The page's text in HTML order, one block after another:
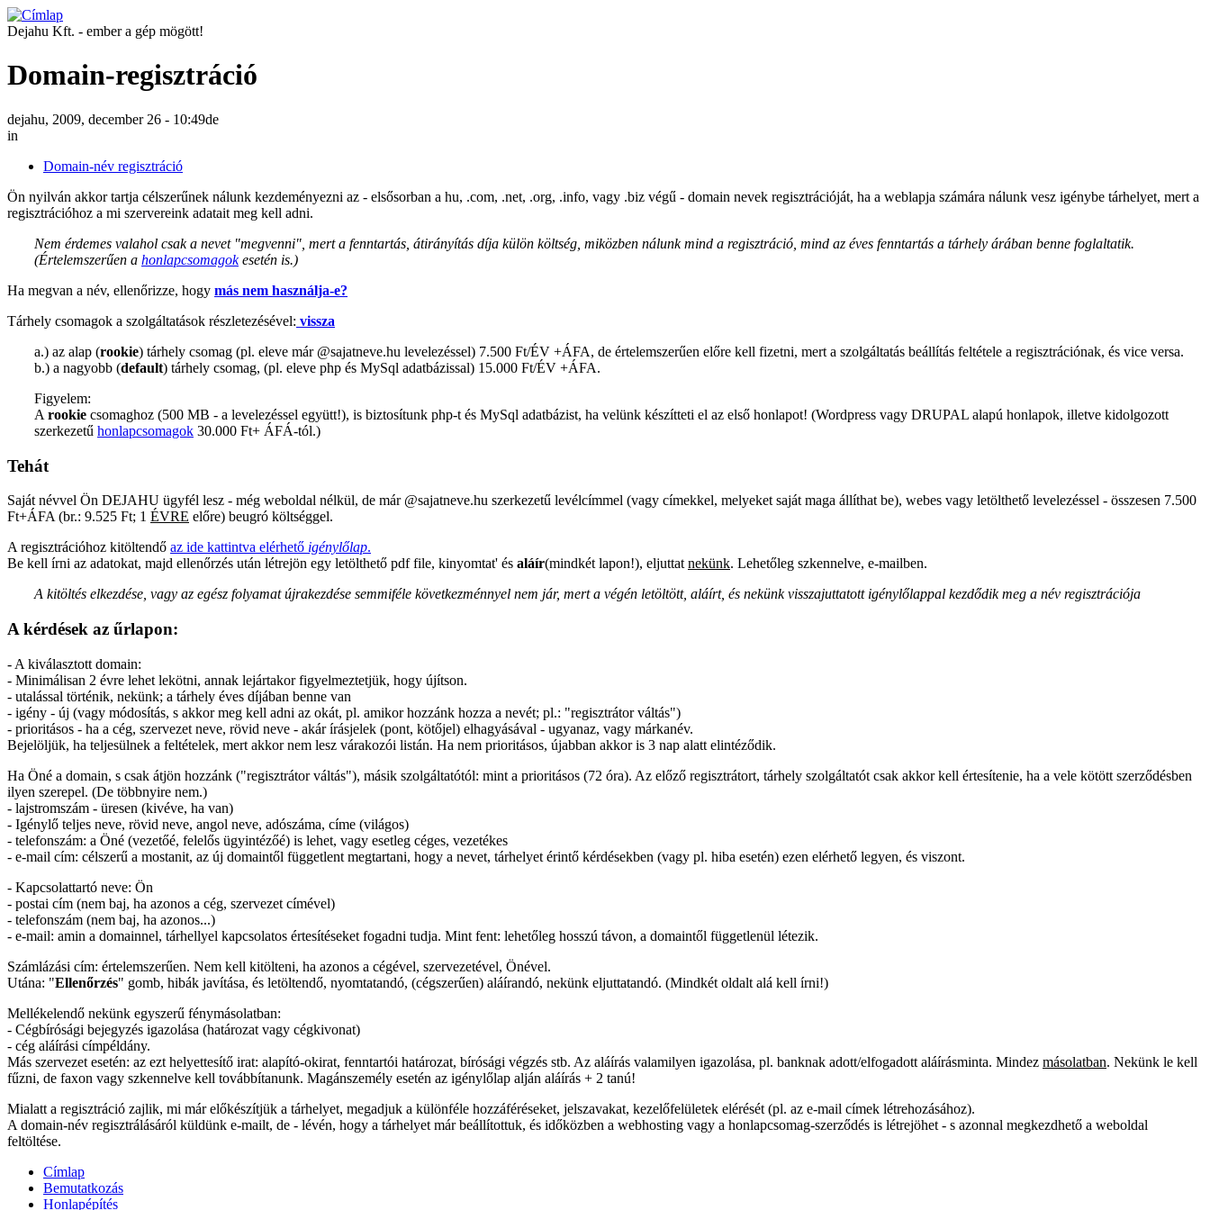
Dejahu Kft. - ember a gép mögött!
Domain-regisztráció
dejahu, 2009, december 26 - 10:49de
in
Domain-név regisztráció
Ön nyilván akkor tartja célszerűnek nálunk kezdeményezni az - elsősorban a hu, .com, .net, .org, .info, vagy .biz végű - domain nevek regisztrációját, ha a weblapja számára nálunk vesz igénybe tárhelyet, mert a
regisztrációhoz a mi szervereink adatait meg kell adni.
Nem érdemes valahol csak a nevet "megvenni", mert a fenntartás, átirányítás díja külön költség, miközben nálunk mind a regisztráció, mind az éves fenntartás a tárhely árában benne foglaltatik.
(Értelemszerűen a honlapcsomagokesetén is.)
Ha megvan a név, ellenőrizze, hogy más nem használja-e?
Tárhely csomagok a szolgáltatások részletezésével: vissza
a.) az alap (rookie) tárhely csomag (pl. eleve már @sajatneve.hu levelezéssel) 7.500 Ft/ÉV +ÁFA, de értelemszerűen előre kell fizetni, mert a szolgáltatás beállítás feltétele a regisztrációnak, és vice versa.
b.) a nagyobb (default) tárhely csomag, (pl. eleve php és MySql adatbázissal) 15.000 Ft/ÉV +ÁFA.
Figyelem:
A rookie csomaghoz (500 MB - a levelezéssel együtt!), is biztosítunk php-t és MySql adatbázist, ha velünk készítteti el az első honlapot! (Wordpress vagy DRUPAL alapú honlapok, illetve kidolgozott
szerkezetű honlapcsomagok 30.000 Ft+ ÁFÁ-tól.)
Tehát
Saját névvel Ön DEJAHU ügyfél lesz - még weboldal nélkül, de már @sajatneve.hu szerkezetű levélcímmel (vagy címekkel, melyeket saját maga állíthat be), webes vagy letölthető levelezéssel - összesen 7.500
Ft+ÁFA (br.: 9.525 Ft; 1 ÉVRE előre) beugró költséggel.
A regisztrációhoz kitöltendő az ide kattintva elérhető igénylőlap.
Be kell írni az adatokat, majd ellenőrzés után létrejön egy letölthető pdf file, kinyomtat' és aláír(mindkét lapon!), eljuttat nekünk. Lehetőleg szkennelve, e-mailben.
A kitöltés elkezdése, vagy az egész folyamat újrakezdése semmiféle következménnyel nem jár, mert a végén letöltött, aláírt, és nekünk visszajuttatott igénylőlappal kezdődik meg a név regisztrációja
A kérdések az űrlapon:
- A kiválasztott domain:
- Minimálisan 2 évre lehet lekötni, annak lejártakor figyelmeztetjük, hogy újítson.
- utalással történik, nekünk; a tárhely éves díjában benne van
- igény - új (vagy módosítás, s akkor meg kell adni az okát, pl. amikor hozzánk hozza a nevét; pl.: "regisztrátor váltás")
- prioritásos - ha a cég, szervezet neve, rövid neve - akár írásjelek (pont, kötőjel) elhagyásával - ugyanaz, vagy márkanév.
Bejelöljük, ha teljesülnek a feltételek, mert akkor nem lesz várakozói listán. Ha nem prioritásos, újabban akkor is 3 nap alatt elintéződik.
Ha Öné a domain, s csak átjön hozzánk ("regisztrátor váltás"), másik szolgáltatótól: mint a prioritásos (72 óra). Az előző regisztrátort, tárhely szolgáltatót csak akkor kell értesítenie, ha a vele kötött szerződésben
ilyen szerepel. (De többnyire nem.)
- lajstromszám - üresen (kivéve, ha van)
- Igénylő teljes neve, rövid neve, angol neve, adószáma, címe (világos)
- telefonszám: a Öné (vezetőé, felelős ügyintézőé) is lehet, vagy esetleg céges, vezetékes
- e-mail cím: célszerű a mostanit, az új domaintől függetlent megtartani, hogy a nevet, tárhelyet érintő kérdésekben (vagy pl. hiba esetén) ezen elérhető legyen, és viszont.
- Kapcsolattartó neve: Ön
- postai cím (nem baj, ha azonos a cég, szervezet címével)
- telefonszám (nem baj, ha azonos...)
- e-mail: amin a domainnel, tárhellyel kapcsolatos értesítéseket fogadni tudja. Mint fent: lehetőleg hosszú távon, a domaintől függetlenül létezik.
Számlázási cím: értelemszerűen. Nem kell kitölteni, ha azonos a cégével, szervezetével, Önével.
Utána: "Ellenőrzés" gomb, hibák javítása, és letöltendő, nyomtatandó, (cégszerűen) aláírandó, nekünk eljuttatandó. (Mindkét oldalt alá kell írni!)
Mellékelendő nekünk egyszerű fénymásolatban:
- Cégbírósági bejegyzés igazolása (határozat vagy cégkivonat)
- cég aláírási címpéldány.
Más szervezet esetén: az ezt helyettesítő irat: alapító-okirat, fenntartói határozat, bírósági végzés stb. Az aláírás valamilyen igazolása, pl. banknak adott/elfogadott aláírásminta. Mindez másolatban. Nekünk le kell
fűzni, de faxon vagy szkennelve kell továbbítanunk. Magánszemély esetén az igénylőlap alján aláírás + 2 tanú!
Mialatt a regisztráció zajlik, mi már előkészítjük a tárhelyet, megadjuk a különféle hozzáféréseket, jelszavakat, kezelőfelületek elérését (pl. az e-mail címek létrehozásához).
A domain-név regisztrálásáról küldünk e-mailt, de - lévén, hogy a tárhelyet már beállítottuk, és időközben a webhosting vagy a honlapcsomag-szerződés is létrejöhet - s azonnal megkezdhető a weboldal
feltöltése.
Címlap
Bemutatkozás
Honlapépítés